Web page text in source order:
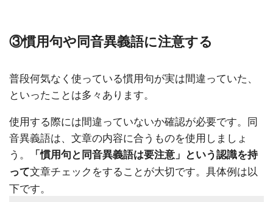
③慣用句や同音異義語に注意する
普段何気なく使っている慣用句が実は間違っていた、
といったことは多々あります。
使用する際には間違っていないか確認が必要です。同
音異義語は、文章の内容に合うものを使用しましょ
う。
「慣用句と同音異義語は要注意」という認識を持
って文章チェックをすることが大切です。具体例は以
下です。